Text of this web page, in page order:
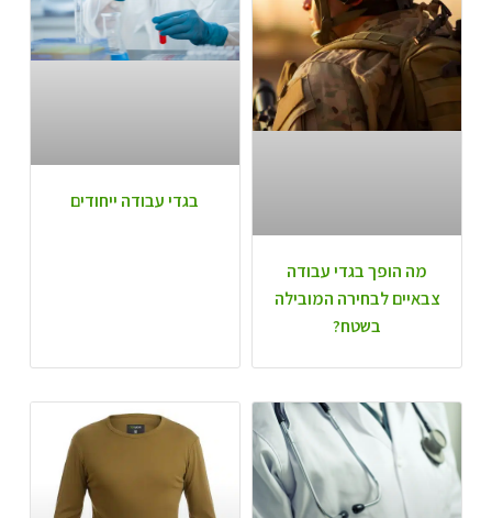
מה הופך בגדי עבודה
צבאיים לבחירה המובילה
בשטח?
בגדי עבודה ייחודים